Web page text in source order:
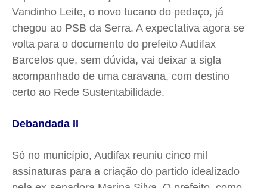
Vandinho Leite, o novo tucano do pedaço, já
chegou ao PSB da Serra. A expectativa agora se
volta para o documento do prefeito Audifax
Barcelos que, sem dúvida, vai deixar a sigla
acompanhado de uma caravana, com destino
certo ao Rede Sustentabilidade.
Debandada II
Só no município, Audifax reuniu cinco mil
assinaturas para a criação do partido idealizado